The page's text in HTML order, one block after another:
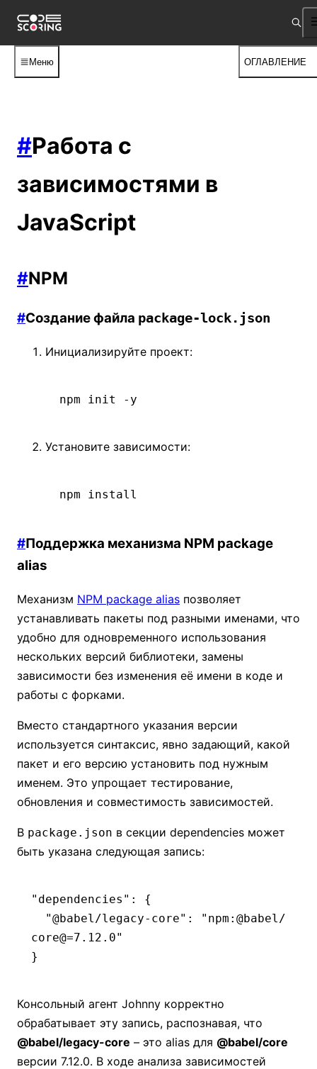
Меню ОГЛАВЛЕНИЕ
#Работа с
зависимостями в
JavaScript
#NPM
#Создание файла package-lock.json
Инициализируйте проект:
npm init -y
Установите зависимости:
npm install
#Поддержка механизма NPM package
alias
Механизм NPM package alias позволяет
устанавливать пакеты под разными именами, что
удобно для одновременного использования
нескольких версий библиотеки, замены
зависимости без изменения её имени в коде и
работы с форками.
Вместо стандартного указания версии
используется синтаксис, явно задающий, какой
пакет и его версию установить под нужным
именем. Это упрощает тестирование,
обновления и совместимость зависимостей.
В package.json в секции dependencies может
быть указана следующая запись:
"dependencies" : {
  "@babel/legacy-core"
:
"npm:@babel/
core@=7.12.0"
}
Консольный агент Johnny корректно
обрабатывает эту запись, распознавая, что
@babel/legacy-core – это alias для @babel/core
версии 7.12.0. В ходе анализа зависимостей